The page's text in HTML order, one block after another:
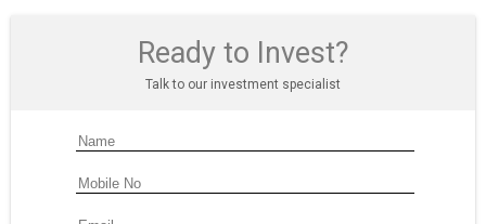
Ready to Invest?
Talk to our investment specialist